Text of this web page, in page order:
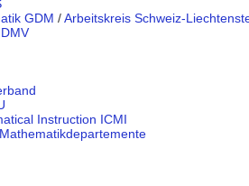
GDM /Arbeitskreis Schweiz-
Instruction ICMI
Mathematikdepartemente